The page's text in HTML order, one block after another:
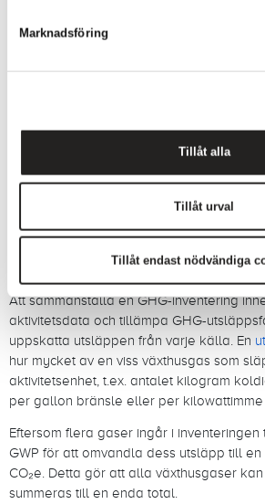
Marknadsföring
Tillåt alla
Tillåt urval
Tillåt endast nödvändiga
Hur man beräknar utsläpp
växthusgaser
Att sammanställa en GHG-inventering
aktivitetsdata och tillämpa GHG-
uppskatta utsläppen från varje källa. En
hur mycket av en viss växthusgas som
aktivitetsenhet, t.ex. antalet kilogram
per gallon bränsle eller per
Eftersom flera gaser ingår i
GWP för att omvandla dess utsläpp till
CO₂e. Detta gör att alla växthusgaser
summeras till en enda total.